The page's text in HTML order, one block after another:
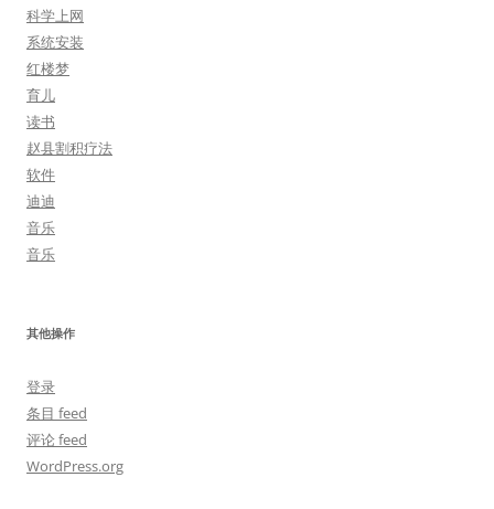
科学上网
系统安装
红楼梦
育儿
读书
赵县割积疗法
软件
迪迪
音乐
音乐
其他操作
登录
条目 feed
评论 feed
WordPress.org